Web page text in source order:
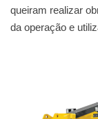
queiram realizar
da operação e